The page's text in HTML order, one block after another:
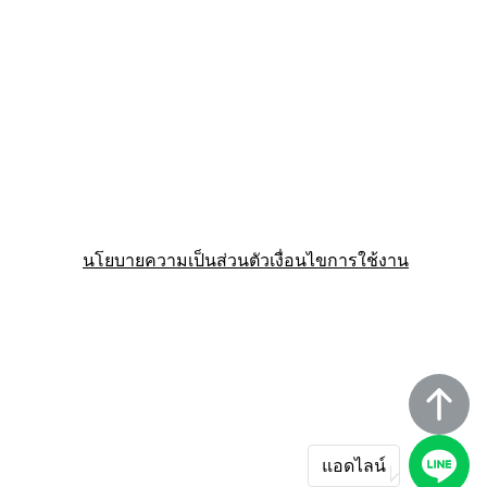
แอดไลน์
นโยบายความเป็นส่วนตัวเงื่อนไขการใช้งาน